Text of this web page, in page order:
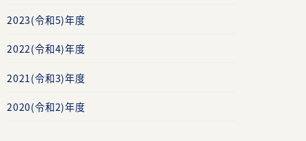
2023(令和5)年度
2022(令和4)年度
2021(令和3)年度
2020(令和2)年度